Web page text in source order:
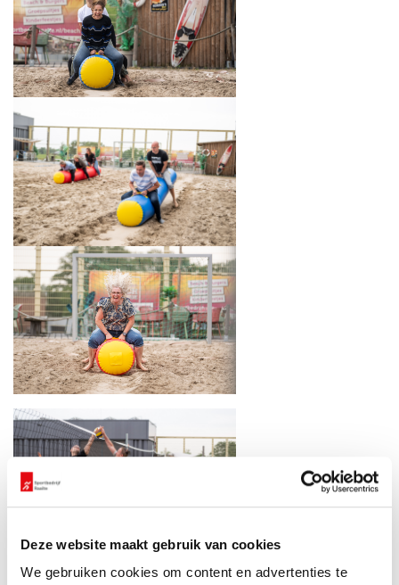
Deze website maakt gebruik van cookies
We gebruiken cookies om content en advertenties te